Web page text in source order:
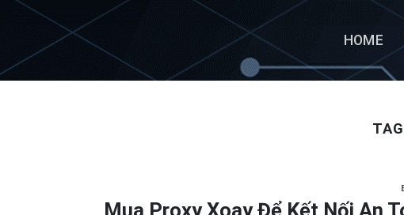
Skip
content
HOME
Mua Proxy Xoay Để Kết Nối An